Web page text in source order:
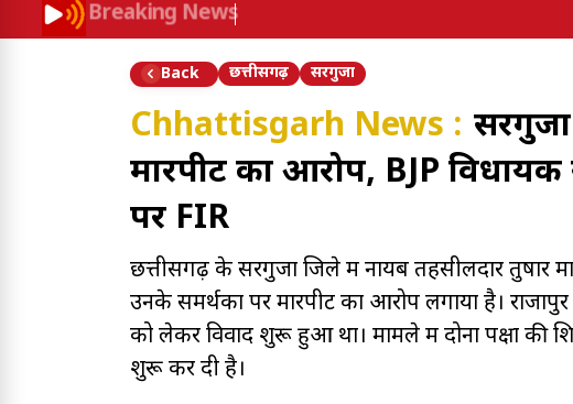
Breaking News
Back छत्तीसगढ़ सरगुजा
Chhattisgarh News :
मारपीट का आरोप, BJP विधायक
पर FIR
छत्तीसगढ़ के सरगुजा जिले में नायब तहसीलदार तुषार
उनके समर्थकों पर मारपीट का आरोप लगाया है।
को लेकर विवाद शुरू हुआ था। मामले में दोनों पक्षों की
शुरू कर दी है।